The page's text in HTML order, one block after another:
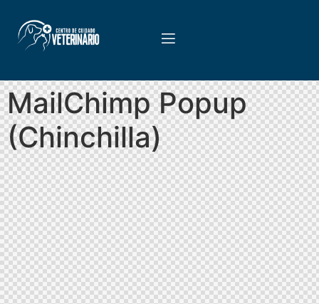
MailChimp Popup
(Chinchilla)